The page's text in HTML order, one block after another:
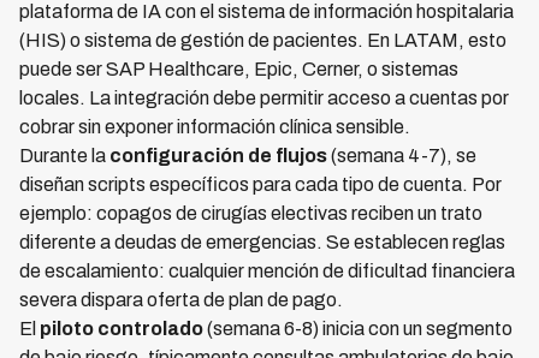
plataforma de IA con el sistema de información hospitalaria
(HIS) o sistema de gestión de pacientes. En LATAM, esto
puede ser SAP Healthcare, Epic, Cerner, o sistemas
locales. La integración debe permitir acceso a cuentas por
cobrar sin exponer información clínica sensible.
Durante la configuración de flujos(semana 4-7), se
diseñan scripts específicos para cada tipo de cuenta. Por
ejemplo: copagos de cirugías electivas reciben un trato
diferente a deudas de emergencias. Se establecen reglas
de escalamiento: cualquier mención de dificultad financiera
severa dispara oferta de plan de pago.
El piloto controlado(semana 6-8) inicia con un segmento